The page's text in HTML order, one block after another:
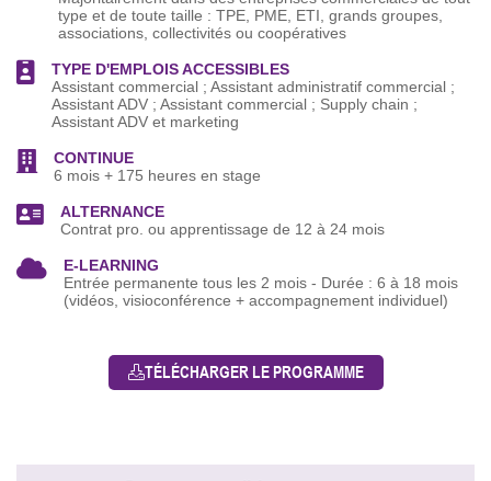
type et de toute taille : TPE, PME, ETI, grands groupes,
associations, collectivités ou coopératives
TYPE D'EMPLOIS ACCESSIBLES
Assistant commercial ; Assistant administratif commercial ;
Assistant ADV ; Assistant commercial ; Supply chain ;
Assistant ADV et marketing
CONTINUE
6 mois + 175 heures en stage
ALTERNANCE
Contrat pro. ou apprentissage de 12 à 24 mois
E-LEARNING
Entrée permanente tous les 2 mois - Durée : 6 à 18 mois
(vidéos, visioconférence + accompagnement individuel)
TÉLÉCHARGER LE PROGRAMME